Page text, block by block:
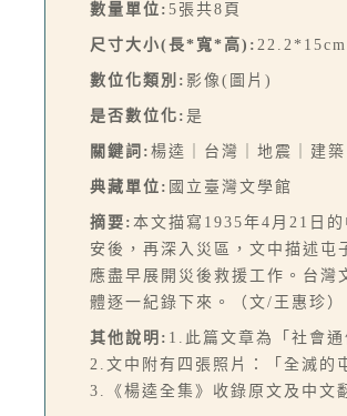
數量單位: 5張共8頁
尺寸大小(長*寬*高): 22.2*15cm
數位化類別: 影像(圖片)
是否數位化: 是
關鍵詞: 楊逵｜台灣｜地震｜建
典藏單位: 國立臺灣文學館
摘要: 本文描寫1935年4月21日
安後，再深入災區，文中描述
應盡早展開災後救援工作。台
體逐一紀錄下來。（文/王惠珍）
其他說明: 1.此篇文章為「社會通
2.文中附有四張照片：「全滅的
3.《楊逵全集》收錄原文及中文